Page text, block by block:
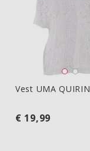
Vest UMA
Vest UMA
€ 19,99